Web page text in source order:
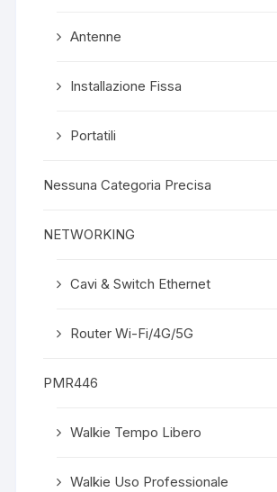
Antenne
Installazione Fissa
Portatili
Nessuna Categoria Precisa
NETWORKING
Cavi & Switch Ethernet
Router Wi-Fi/4G/5G
PMR446
Walkie Tempo Libero
Walkie Uso Professionale